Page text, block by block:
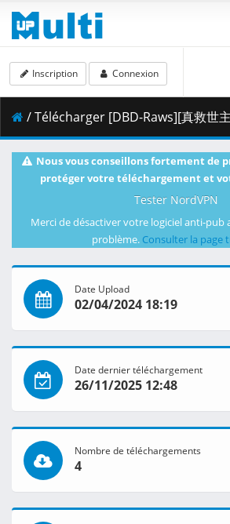
Inscription Connexion
/ Télécharger [DBD-Raws][真救世主传说 北斗神拳 健次郎传][1080P][BDRip][HEVC-
Nous vous conseillons fortement de
protéger votre téléchargement et
Tester NordVPN
Merci de désactiver votre logiciel anti-pub
problème. Consulter la page
Date Upload
02/04/2024 18:19
Date dernier téléchargement
26/11/2025 12:48
Nombre de téléchargements
4